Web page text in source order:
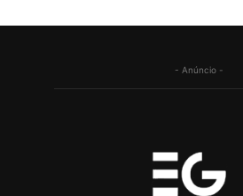
- Anúncio -